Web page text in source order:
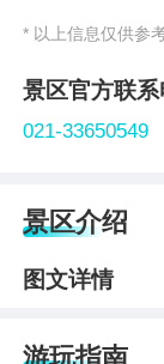
* 以上信息仅供参
景区官方联
021-33650549
景区介绍
图文详情
游玩指南